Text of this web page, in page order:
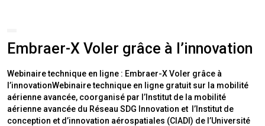
Embraer-X Voler grâce à l’innovation
Webinaire technique en ligne : Embraer-X Voler grâce à
l’innovationWebinaire technique en ligne gratuit sur la mobilité
aérienne avancée, coorganisé par l’Institut de la mobilité
aérienne avancée du Réseau SDG Innovation et l’Institut de
conception et d’innovation aérospatiales (CIADI) de l’Université